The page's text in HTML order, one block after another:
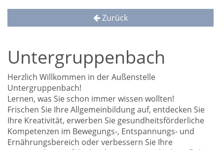
Zurück
Untergruppenbach
Herzlich Willkommen in der Außenstelle
Untergruppenbach!
Lernen, was Sie schon immer wissen wollten!
Frischen Sie Ihre Allgemeinbildung auf, entdecken Sie
Ihre Kreativität, erwerben Sie gesundheitsförderliche
Kompetenzen im Bewegungs-, Entspannungs- und
Ernährungsbereich oder verbessern Sie Ihre